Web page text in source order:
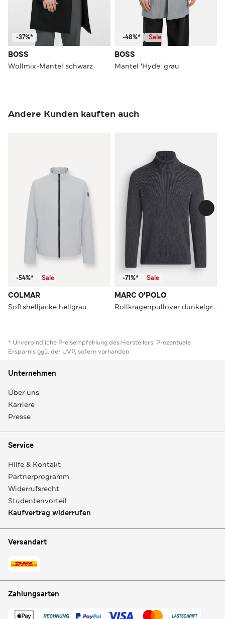
-37%*
BOSS
Wollmix-Mantel schwarz
-48%* Sale
BOSS
Mantel 'Hyde' grau
Andere Kunden kauften auch
-54%* Sale
COLMAR
Softshelljacke hellgrau
-71%* Sale
MARC O'POLO
Rollkragenpullover dunkelgrau
* Unverbindliche Preisempfehlung des Herstellers. Prozentuale
Ersparnis ggü. der UVP, sofern vorhanden
Unternehmen
Über uns
Karriere
Presse
Service
Hilfe & Kontakt
Partnerprogramm
Widerrufsrecht
Studentenvorteil
Kaufvertrag widerrufen
Versandart
Zahlungsarten